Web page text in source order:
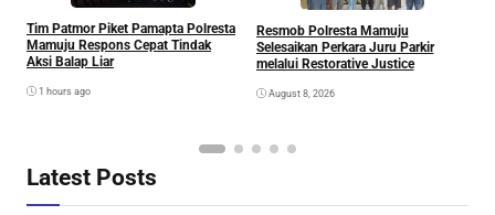
Tim Patmor Piket Pamapta Polresta
Mamuju Respons Cepat Tindak
Aksi Balap Liar
1 hours ago
Resmob Polresta Mamuju
Selesaikan Perkara Juru Parkir
melalui Restorative Justice
August 8, 2026
Latest Posts